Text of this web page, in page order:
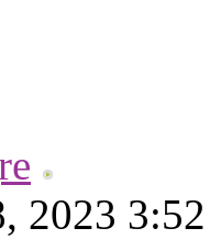
2023